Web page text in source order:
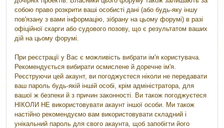
собою право розкрити ваші особисті дані (або будь-яку іншу
пов'язану з вами інформацію, зібрану на цьому форумі) в разі
офіційної скарги або судового позову, що є результатом ваших
дій на цьому форумі.
При реєстрації у Вас є можливість вибрати ім'я користувача.
Рекомендується вибирати осмислене й доречне ім'я.
Реєструючи цей акаунт, ви погоджуєтеся ніколи не передавати
ваш пароль будь-якій іншій особі, крім адміністратора, для
вашої ж безпеки й з причин законності. Ви також погоджуєтеся
НІКОЛИ НЕ використовувати акаунт іншої особи. Ми також
настійно рекомендуємо вам використовувати складний і
унікальний пароль для свого акаунта, щоб запобігти його